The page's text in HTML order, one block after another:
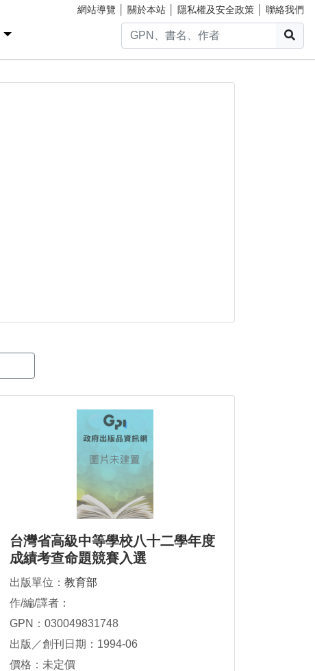
網站導覽 關於本站 隱私權及安全政策 聯絡我們
台灣省高級中等學校八十二學年度
成績考查命題競賽入選
出版單位： 教育部
作/編/譯者：
GPN：030049831748
出版／創刊日期：1994-06
價格：未定價